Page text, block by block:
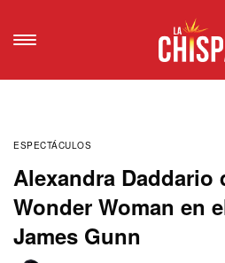
ESPECTÁCULOS
Alexandra Daddario
Wonder Woman en
James Gunn